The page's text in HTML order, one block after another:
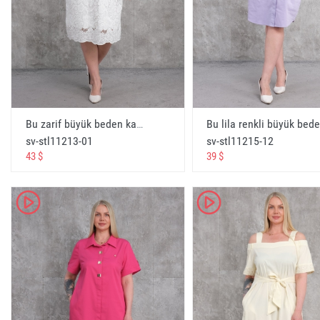
оптом женское платье
الجمله لباس المرأة
Wholesale büyük beden
Wholesale large size
Оптом большой размер
الجملة الكبيرة الحجم
toptan battal elbiseler
Wholesale battal dresses
Платья баталь
فساتين باتل بالجمله
online alışveriş
online shopping
Онлайн шоппинг
التسوق عبر الانترنت
Bu zarif büyük beden kadın elbisesi, feminen ve şık bir görünüm sunar. Elbisenin rengi beyaz olup, beden seçenekleri 42, 44, 46 ve 48dir. Elbisenin kumaş içeriği %75 pamuk, %20 polyester ve %5 likradan oluşmaktadır, bu da elbisenin hem rahat hem de esnek olmasını sağlar. Elbisenin ön ve arka yüzü detaylı bir dantel işlemeye sahiptir ve V yaka detayı ile tamamlanmıştır. Kolları kısa ve kabarık bir görünüme sahip olup, zarif bir hava katar. Günlük kullanımda veya özel günlerde tercih edilebilecek bu elbise, her durumda zarafetinizi ön plana çıkarır. - Beyaz
sv-stl11213-01
43 $
sv-stl11215-12
39 $
K K